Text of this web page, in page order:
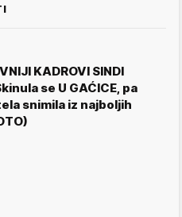
KADROVI SINDI
se U GAĆICE, pa
snimila iz najboljih